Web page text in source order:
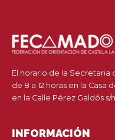
El horario de la Secretaria
de 8 a 12 horas en la
en la Calle Pérez Galdós s/
INFORMACIÓN